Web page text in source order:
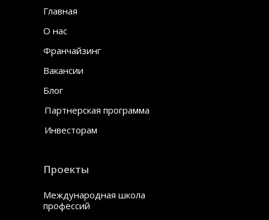
Главная
Франчайзинг
Вакансии
Международная школа
профессий
Проекты
О нас
Блог
Инвесторам
Партнерская программа